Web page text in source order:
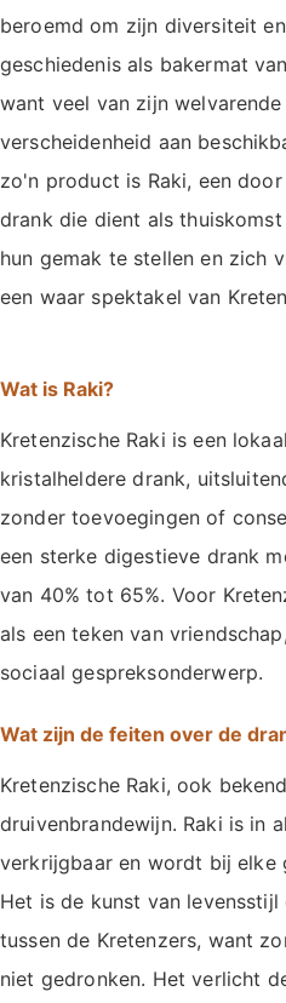
beroemd om zijn diversiteit
geschiedenis als bakermat
want veel van zijn
verscheidenheid aan
zo'n product is Raki, een
drank die dient als
hun gemak te stellen en zich
een waar spektakel van
Wat is Raki?
Kretenzische Raki is een
kristalheldere drank,
zonder toevoegingen of
een sterke digestieve drank
van 40% tot 65%. Voor
als een teken van
sociaal gespreksonderwerp.
Wat zijn de feiten over de
Kretenzische Raki, ook
druivenbrandewijn. Raki is in
verkrijgbaar en wordt bij elke
Het is de kunst van
tussen de Kretenzers, want
niet gedronken. Het verlicht